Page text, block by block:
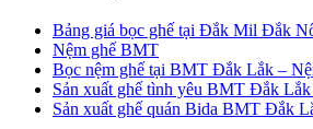
Bảng giá bọc ghế tại Đắk Mil Đắk
Nệm ghế BMT
Bọc nệm ghế tại BMT Đắk Lắk –
Sản xuất ghế tình yêu BMT Đắk
Sản xuất ghế quán Bida BMT Đắk